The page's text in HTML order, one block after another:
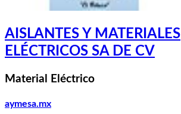
AISLANTES Y MATERIALES
ELÉCTRICOS SA DE CV
Material Eléctrico
aymesa.mx